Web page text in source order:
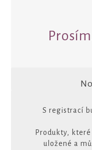
S registrací
Produkty,
uložené a